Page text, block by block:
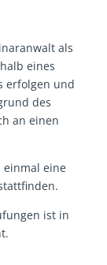
als
eines
erfolgen und
des
an einen
einmal eine
ist in